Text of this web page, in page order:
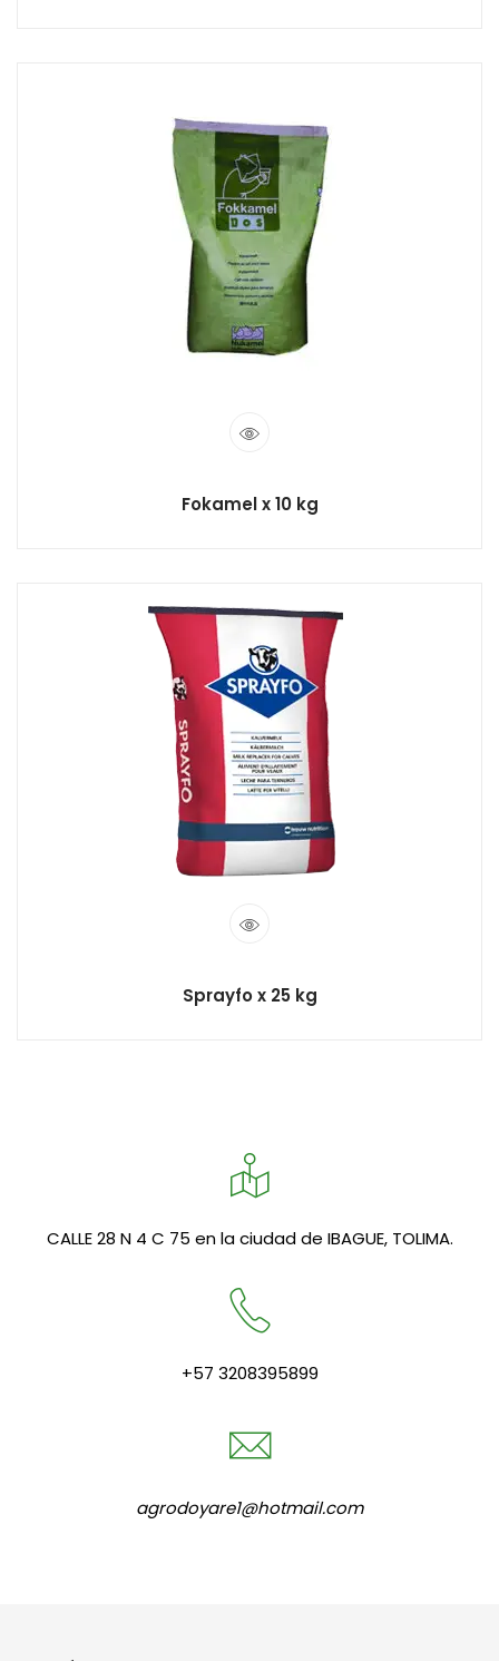
Fokamel x 10 kg
Sprayfo x 25 kg
CALLE 28 N 4 C 75 en la ciudad de IBAGUE, TOLIMA.
+57 3208395899
‎agrodoyare1@hotmail.com